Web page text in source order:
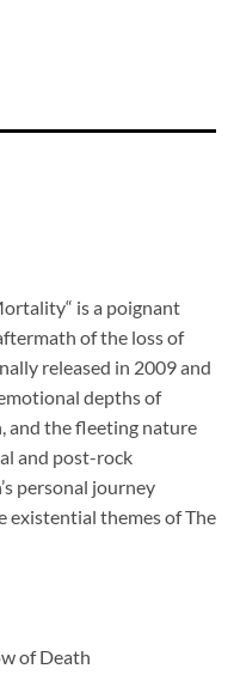
is a poignant
of the loss of
released in 2009 and
depths of
and the fleeting nature
and post-rock
personal journey
existential themes of The
of Death